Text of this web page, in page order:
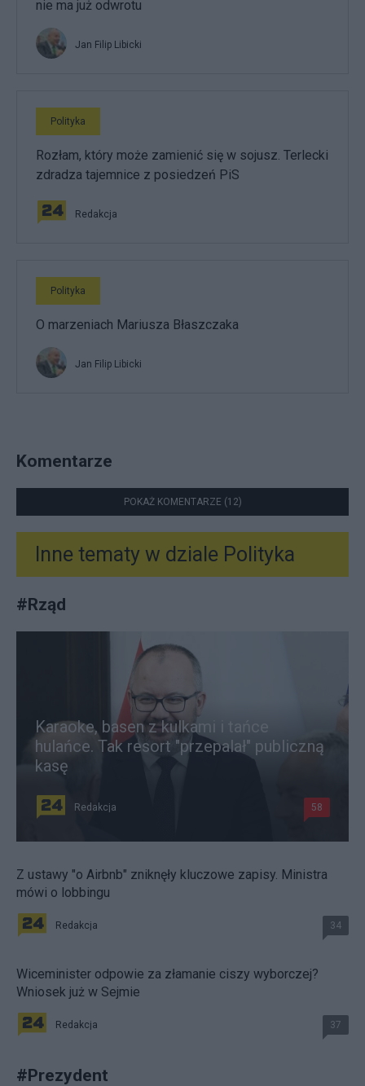
nie ma już odwrotu
Jan Filip Libicki
Polityka
Rozłam, który może zamienić się w sojusz. Terlecki
zdradza tajemnice z posiedzeń PiS
Redakcja
Polityka
O marzeniach Mariusza Błaszczaka
Jan Filip Libicki
Komentarze
POKAŻ KOMENTARZE (12)
Inne tematy w dziale Polityka
#Rząd
Karaoke, basen z kulkami i tańce
hulańce. Tak resort "przepalał" publiczną
kasę
Redakcja 58
Z ustawy "o Airbnb" zniknęły kluczowe zapisy. Ministra
mówi o lobbingu
Redakcja 34
Wiceminister odpowie za złamanie ciszy wyborczej?
Wniosek już w Sejmie
Redakcja 37
#Prezydent